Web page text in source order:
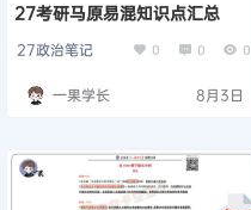
27考研马原易混知识点汇总
27政治笔记 0 0 0
一果学长 8月3日